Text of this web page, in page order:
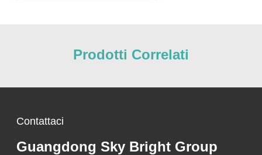
Prodotti Correlati
Contattaci
Guangdong Sky Bright Group